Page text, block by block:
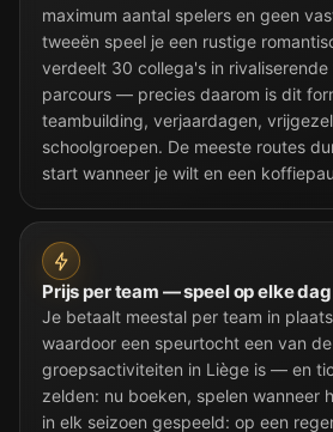
maximum aantal spelers en geen
tweeën speel je een rustige
verdeelt 30 collega's in
parcours — precies daarom is dit
teambuilding, verjaardagen,
schoolgroepen. De meeste routes
start wanneer je wilt en een
Prijs per team — speel op elke dag
Je betaalt meestal per team in
waardoor een speurtocht een van
groepsactiviteiten in Liège is — en
zelden: nu boeken, spelen wanneer
in elk seizoen gespeeld: op een